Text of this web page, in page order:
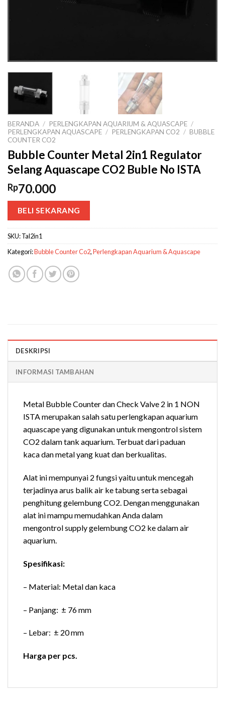
BERANDA / PERLENGKAPAN AQUARIUM & AQUASCAPE /
PERLENGKAPAN AQUASCAPE / PERLENGKAPAN CO2 / BUBBLE
COUNTER CO2
Bubble Counter Metal 2in1 Regulator
Selang Aquascape CO2 Buble No ISTA
Rp70.000
BELI SEKARANG
SKU:Tal2in1
Kategori:Bubble Counter Co2,Perlengkapan Aquarium & Aquascape
DESKRIPSI
INFORMASI TAMBAHAN
Metal Bubble Counter dan Check Valve 2 in 1 NON
ISTA merupakan salah satu perlengkapan aquarium
aquascape yang digunakan untuk mengontrol sistem
CO2 dalam tank aquarium. Terbuat dari paduan
kaca dan metal yang kuat dan berkualitas.
Alat ini mempunyai 2 fungsi yaitu untuk mencegah
terjadinya arus balik air ke tabung serta sebagai
penghitung gelembung CO2. Dengan menggunakan
alat ini mampu memudahkan Anda dalam
mengontrol supply gelembung CO2 ke dalam air
aquarium.
Spesifikasi:
– Material: Metal dan kaca
– Panjang: ± 76 mm
– Lebar: ± 20 mm
Harga per pcs.